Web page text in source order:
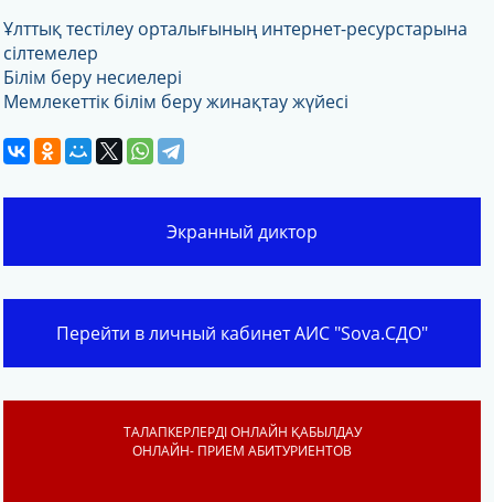
Ұлттық тестілеу орталығының интернет-ресурстарына
сілтемелер
Білім беру несиелері
Мемлекеттік білім беру жинақтау жүйесі
Экранный диктор
Перейти в личный кабинет АИС "Sova.СДО"
ТАЛАПКЕРЛЕРДІ ОНЛАЙН ҚАБЫЛДАУ
ОНЛАЙН- ПРИЕМ АБИТУРИЕНТОВ